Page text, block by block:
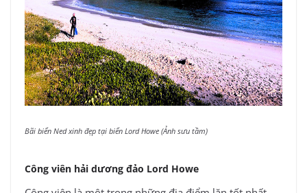
Bãi biển Ned xinh đẹp tại biển Lord Howe (Ảnh sưu tầm)
Công viên hải dương đảo Lord Howe